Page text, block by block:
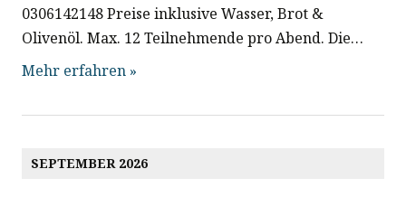
0306142148 Preise inklusive Wasser, Brot &
Olivenöl. Max. 12 Teilnehmende pro Abend. Die…
Mehr erfahren »
SEPTEMBER 2026